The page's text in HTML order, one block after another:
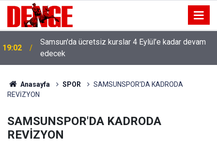
19:02
Samsun'da ücretsiz kurslar 4 Eylül’e kadar devam
edecek
Anasayfa SPOR
SAMSUNSPOR'DA KADRODA
REVİZYON
SAMSUNSPOR'DA KADRODA
REVİZYON